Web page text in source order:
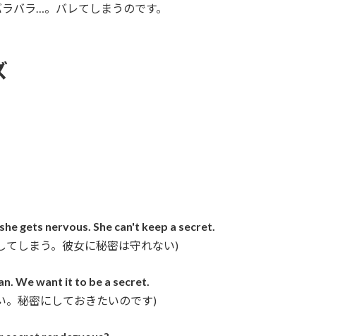
バラ…。バレてしまうのです。
gets nervous. She can't keep a secret.
しまう。彼女に秘密は守れない)
We want it to be a secret.
。秘密にしておきたいのです)